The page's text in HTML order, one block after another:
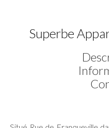
Superbe